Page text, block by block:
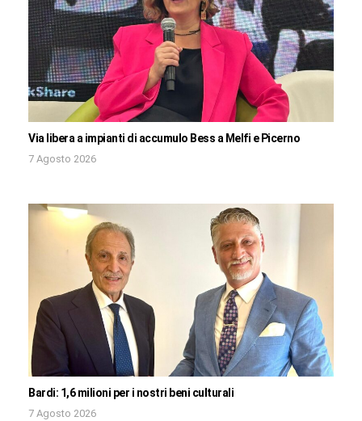
Via libera a impianti di accumulo Bess a Melfi e Picerno
7 Agosto 2026
Bardi: 1,6 milioni per i nostri beni culturali
7 Agosto 2026